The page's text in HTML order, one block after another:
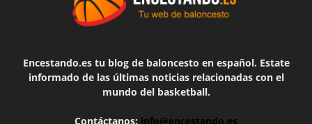
Encestando.es tu blog de baloncesto en español. Estate
informado de las últimas noticias relacionadas con el
mundo del basketball.
Contáctanos: info@encestando.es